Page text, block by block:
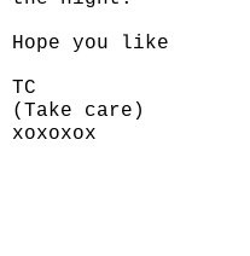
Hope you like
TC
(Take care)
xoxoxox